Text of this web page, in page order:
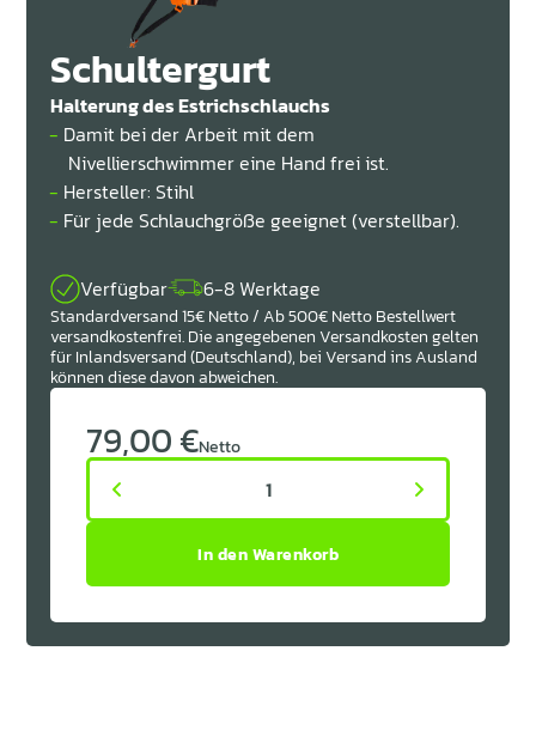
Schultergurt
Halterung des Estrichschlauchs
Damit bei der Arbeit mit dem
Nivellierschwimmer eine Hand frei ist.
Hersteller: Stihl
Für jede Schlauchgröße geeignet (verstellbar).
Verfügbar 6-8 Werktage
Standardversand 15€ Netto / Ab 500€ Netto Bestellwert
versandkostenfrei. Die angegebenen Versandkosten gelten
für Inlandsversand (Deutschland), bei Versand ins Ausland
können diese davon abweichen.
79,00 €Netto
 1 
In den Warenkorb